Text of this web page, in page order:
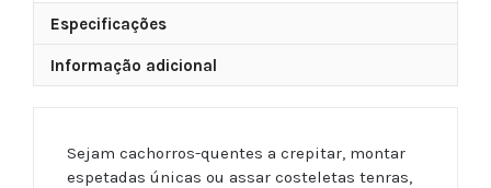
Especificações
Informação adicional
Sejam cachorros-quentes a crepitar, montar
espetadas únicas ou assar costeletas tenras,